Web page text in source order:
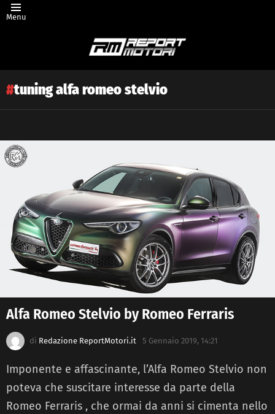
Menu
tuning alfa romeo stelvio
Latest
Alfa Romeo Stelvio by Romeo Ferraris
di Redazione ReportMotori.it 5 Gennaio 2019, 14:21
Imponente e affascinante, l’Alfa Romeo Stelvio non
poteva che suscitare interesse da parte della
Romeo Ferraris , che ormai da anni si cimenta nello